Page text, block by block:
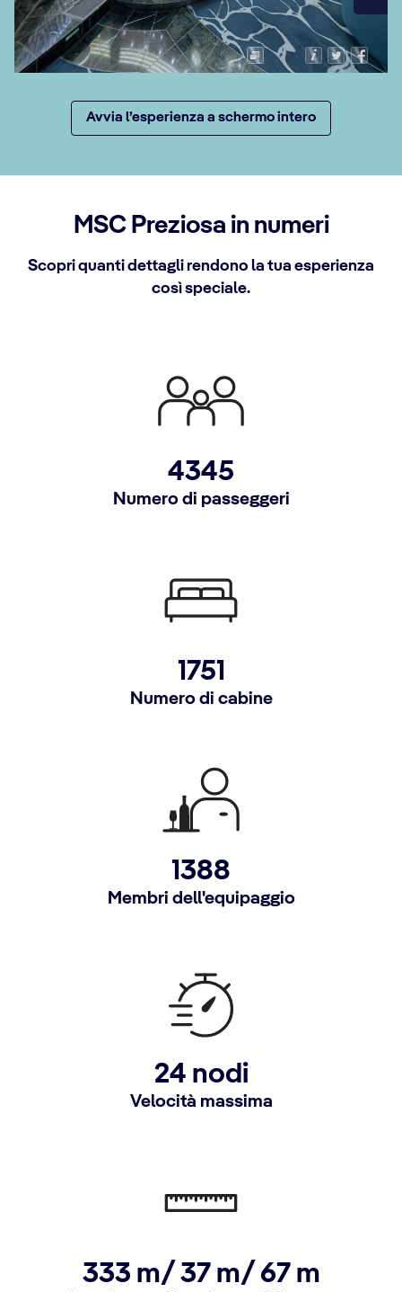
Avvia l’esperienza a schermo intero
MSC Preziosa in numeri
Scopri quanti dettagli rendono la tua esperienza
così speciale.
4345
Numero di passeggeri
1751
Numero di cabine
1388
Membri dell'equipaggio
24 nodi
Velocità massima
333 m/ 37 m/ 67 m